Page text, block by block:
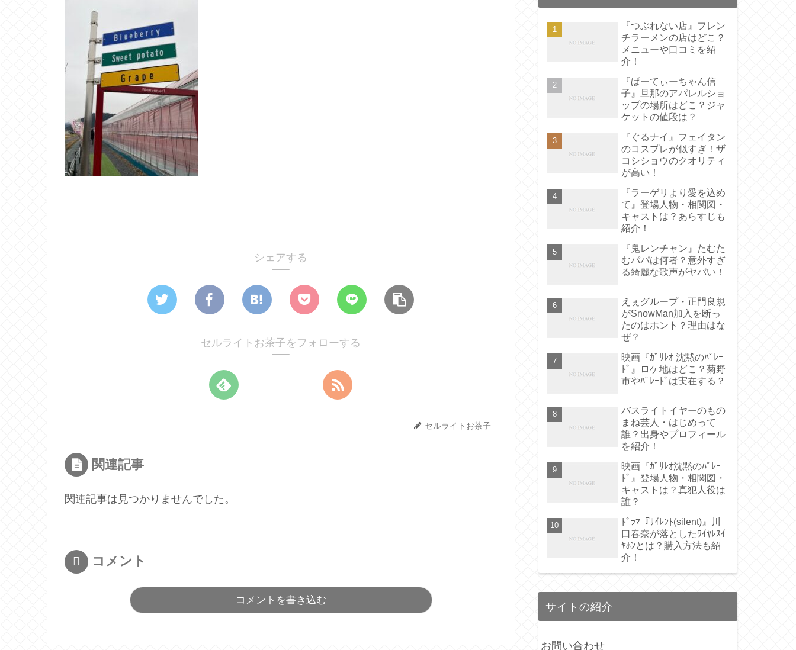
シェアする
セルライトお茶子をフォローする
セルライトお茶子
関連記事
関連記事は見つかりませんでした。
コメント
コメントを書き込む
『つぶれない店』フレン
チラーメンの店はどこ？
メニューや口コミを紹
介！
『ぱーてぃーちゃん信
子』旦那のアパレルショ
ップの場所はどこ？ジャ
ケットの値段は？
『ぐるナイ』フェイタン
のコスプレが似すぎ！ザ
コシショウのクオリティ
が高い！
『ラーゲリより愛を込め
て』登場人物・相関図・
キャストは？あらすじも
紹介！
『鬼レンチャン』たむた
むパパは何者？意外すぎ
る綺麗な歌声がヤバい！
えぇグループ・正門良規
がSnowMan加入を断っ
たのはホント？理由はな
ぜ？
映画『ｶﾞﾘﾚｵ 沈黙のﾊﾟﾚｰ
ﾄﾞ』ロケ地はどこ？菊野
市やﾊﾟﾚｰﾄﾞは実在する？
バスライトイヤーのもの
まね芸人・はじめって
誰？出身やプロフィール
を紹介！
映画『ｶﾞﾘﾚｵ沈黙のﾊﾟﾚｰ
ﾄﾞ』登場人物・相関図・
キャストは？真犯人役は
誰？
ﾄﾞﾗﾏ『ｻｲﾚﾝﾄ(silent)』川
口春奈が落としたﾜｲﾔﾚｽｲ
ﾔﾎﾝとは？購入方法も紹
介！
サイトの紹介
お問い合わせ